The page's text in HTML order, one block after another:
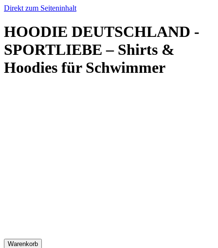
Direkt zum Seiteninhalt
HOODIE DEUTSCHLAND -
SPORTLIEBE – Shirts &
Hoodies für Schwimmer
Warenkorb